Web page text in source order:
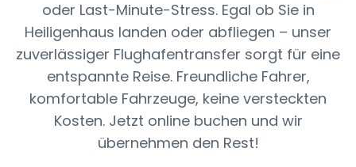
oder Last-Minute-Stress. Egal ob Sie in
Heiligenhaus landen oder abfliegen – unser
zuverlässiger Flughafentransfer sorgt für eine
entspannte Reise. Freundliche Fahrer,
komfortable Fahrzeuge, keine versteckten
Kosten. Jetzt online buchen und wir
übernehmen den Rest!